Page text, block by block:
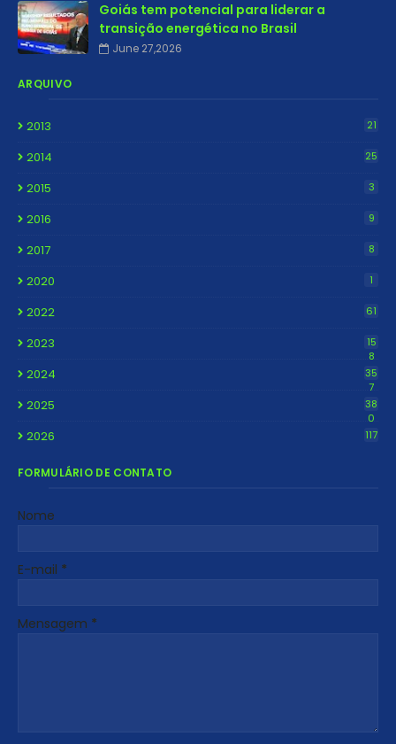
Goiás tem potencial para liderar a
transição energética no Brasil
June 27,2026
ARQUIVO
2013 21
2014 25
2015 3
2016 9
2017 8
2020 1
2022 61
2023
15
8
2024
35
7
2025
38
0
2026 117
FORMULÁRIO DE CONTATO
Nome
E-mail *
Mensagem *